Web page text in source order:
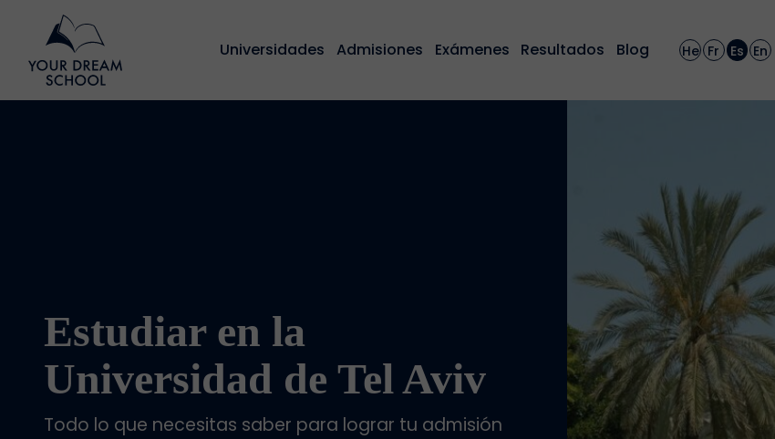
Universidades Admisiones Exámenes Resultados Blog He Fr Es En
Estudiar en la
Universidad de Tel Aviv
Todo lo que necesitas saber para lograr tu admisión